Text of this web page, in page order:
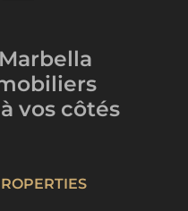
à vos côtés